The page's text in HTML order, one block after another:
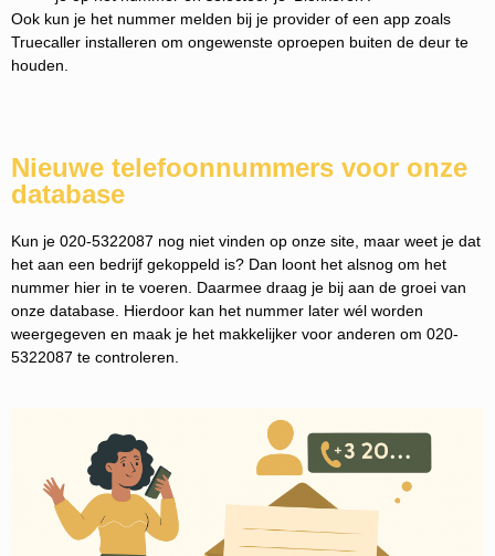
Ook kun je het nummer melden bij je provider of een app zoals
Truecaller installeren om ongewenste oproepen buiten de deur te
houden.
Nieuwe telefoonnummers voor onze
database
Kun je 020-5322087 nog niet vinden op onze site, maar weet je dat
het aan een bedrijf gekoppeld is? Dan loont het alsnog om het
nummer hier in te voeren. Daarmee draag je bij aan de groei van
onze database. Hierdoor kan het nummer later wél worden
weergegeven en maak je het makkelijker voor anderen om 020-
5322087 te controleren.